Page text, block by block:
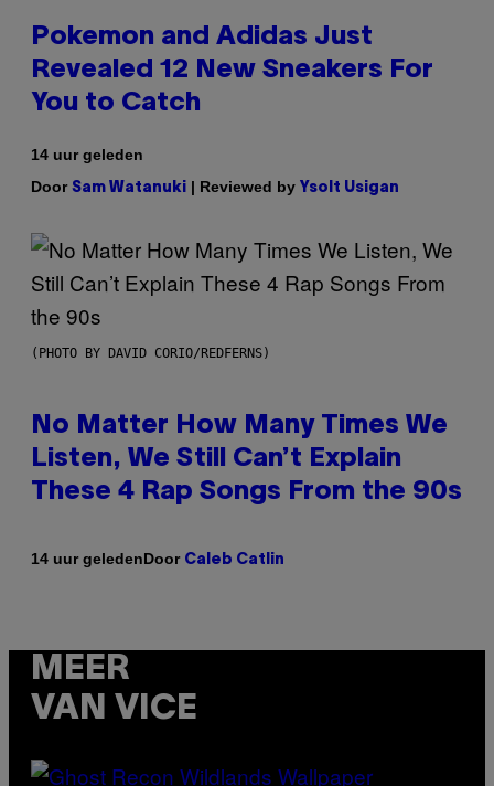
Pokemon and Adidas Just
Revealed 12 New Sneakers For
You to Catch
14 uur geleden
Door Sam Watanuki | Reviewed by Ysolt Usigan
(PHOTO BY DAVID CORIO/REDFERNS)
No Matter How Many Times We
Listen, We Still Can’t Explain
These 4 Rap Songs From the 90s
14 uur geledenDoor Caleb Catlin
MEER
VAN VICE